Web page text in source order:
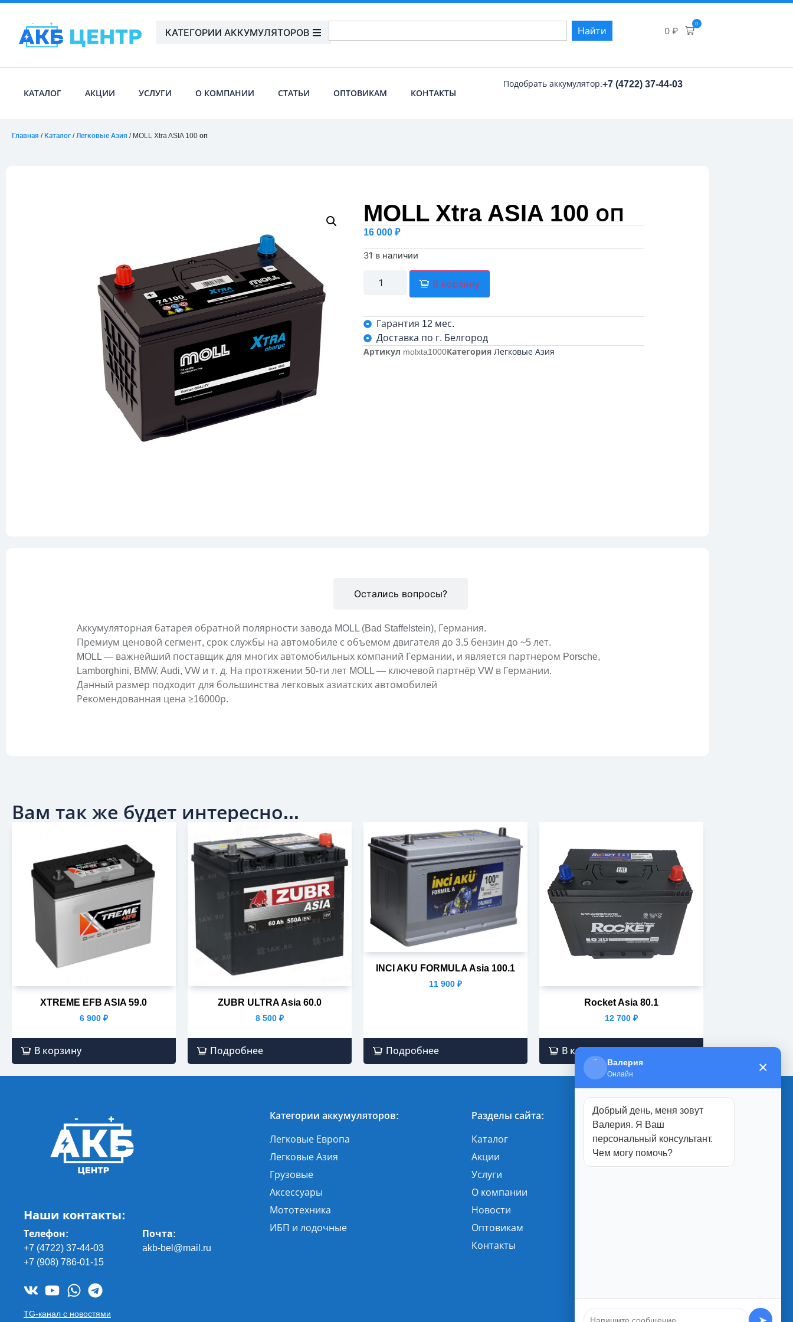
КАТЕГОРИИ АККУМУЛЯТОРОВ Найти 0 ₽
0
КАТАЛОГ АКЦИИ УСЛУГИ О КОМПАНИИ СТАТЬИ ОПТОВИКАМ КОНТАКТЫ
Подобрать аккумулятор:+7 (4722) 37-44-03
Главная / Каталог /Легковые Азия / MOLL Xtra ASIA 100 оп
MOLL Xtra ASIA 100 оп
16 000 ₽
31 в наличии
В корзину
Гарантия 12 мес.
Доставка по г. Белгород
Артикул molxta1000Категория Легковые Азия
Остались вопросы?
Аккумуляторная батарея обратной полярности завода MOLL (Bad Staffelstein), Германия.
Премиум ценовой сегмент, срок службы на автомобиле с объемом двигателя до 3.5 бензин до ~5 лет.
MOLL — важнейший поставщик для многих автомобильных компаний Германии, и является партнером Porsche,
Lamborghini, BMW, Audi, VW и т. д. На протяжении 50-ти лет MOLL — ключевой партнёр VW в Германии.
Данный размер подходит для большинства легковых азиатских автомобилей
Рекомендованная цена ≥16000р.
Вам так же будет интересно...
XTREME EFB ASIA 59.0
6 900 ₽
В корзину
ZUBR ULTRA Asia 60.0
8 500 ₽
Подробнее
INCI AKU FORMULA Asia 100.1
11 900 ₽
Подробнее
Rocket Asia 80.1
12 700 ₽
В корзину
Наши контакты:
Телефон:
+7 (4722) 37-44-03
+7 (908) 786-01-15
Почта:
akb-bel@mail.ru
TG-канал с новостями
Категории аккумуляторов:
Легковые Европа
Легковые Азия
Грузовые
Аксессуары
Мототехника
ИБП и лодочные
Разделы сайта:
Каталог
Акции
Услуги
О компании
Новости
Оптовикам
Контакты
Магазины:
г. Белгород
ул. Студенческая, 1П
Валерия
Онлайн ×
Добрый день, меня зовут
Валерия. Я Ваш
персональный консультант.
Чем могу помочь?